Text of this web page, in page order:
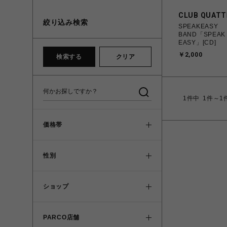
絞り込み検索
検索する クリア
価格帯
性別
ショップ
PARCO店舗
CLUB
SPEAKEASY
BAND「SPEAK
EASY」[CD]
￥2,000
1 件中 1件～1